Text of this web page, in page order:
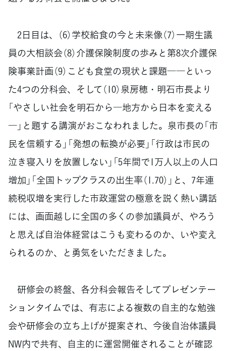
2日目は、（6）学校給食の今と未来像（7）一期生議
員の大相談会（8）介護保険制度の歩みと第8次介護保
険事業計画（9）こども食堂の現状と課題――といっ
た4つの分科会、そして（10）泉房穂・明石市長より
「やさしい社会を明石から―地方から日本を変える
―」と題する講演がおこなわれました。泉市長の「市
民を信頼する」「発想の転換が必要」「行政は市民の
泣き寝入りを放置しない」「5年間で1万人以上の人口
増加」「全国トップクラスの出生率（1.70）」と、7年連
続税収増を実行した市政運営の極意を説く熱い講話
には、画面越しに全国の多くの参加議員が、やろう
と思えば自治体経営はこうも変わるのか、いや変え
られるのか、と勇気をいただきました。
研修会の終盤、各分科会報告そしてプレゼンテー
ションタイムでは、有志による複数の自主的な勉強
会や研修会の立ち上げが提案され、今後自治体議員
NW内で共有、自主的に運営開催されることが確認